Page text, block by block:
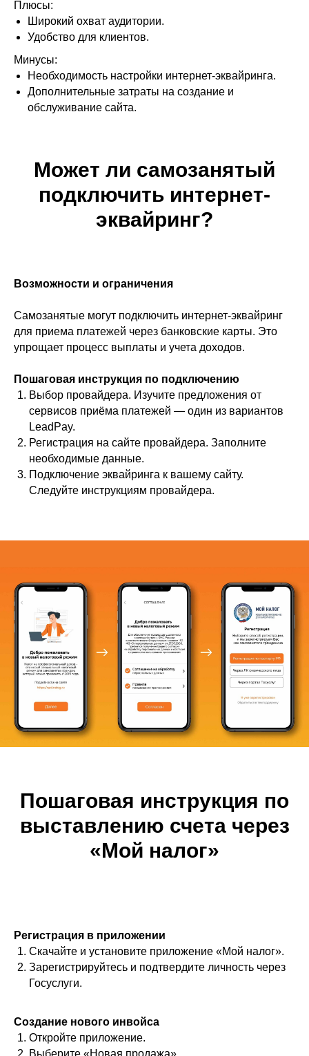
Плюсы:
Широкий охват аудитории.
Удобство для клиентов.
Минусы:
Необходимость настройки интернет-эквайринга.
Дополнительные затраты на создание и
обслуживание сайта.
Может ли самозанятый
подключить интернет-
эквайринг?
Возможности и ограничения
Самозанятые могут подключить интернет-эквайринг
для приема платежей через банковские карты. Это
упрощает процесс выплаты и учета доходов.
Пошаговая инструкция по подключению
Выбор провайдера. Изучите предложения от
сервисов приёма платежей — один из вариантов
LeadPay.
Регистрация на сайте провайдера. Заполните
необходимые данные.
Подключение эквайринга к вашему сайту.
Следуйте инструкциям провайдера.
Пошаговая инструкция по
выставлению счета через
«Мой налог»
Регистрация в приложении
Скачайте и установите приложение «Мой налог».
Зарегистрируйтесь и подтвердите личность через
Госуслуги.
Создание нового инвойса
Откройте приложение.
Выберите «Новая продажа».